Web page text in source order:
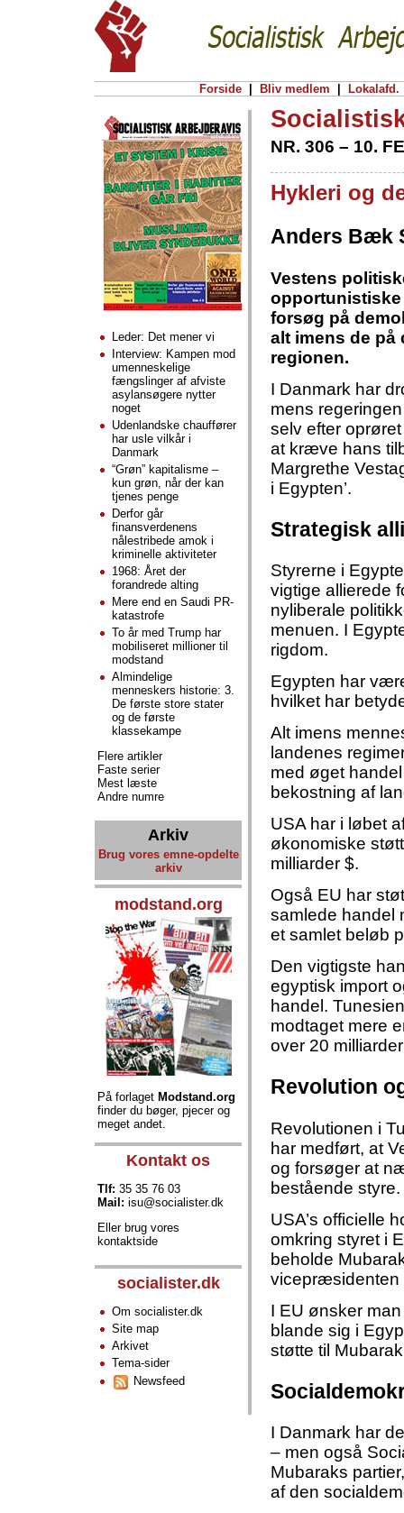
Forside Bliv medlem Lokalafd.
NR. 306 – 10.
Hykleri og
Anders Bæk
Vestens
opportunistiske
forsøg på
alt imens de på
regionen.
I Danmark har
mens
selv efter
at kræve hans
Margrethe
i Egypten’.
Strategisk
Styrerne i
vigtige allierede
nyliberale
menuen. I
rigdom.
Egypten har
hvilket har
Alt imens
landenes
med øget
bekostning af
USA har i løbet
økonomiske
milliarder $.
Også EU har
samlede handel
et samlet beløb
Den vigtigste
egyptisk import
handel.
modtaget mere
over 20
Revolution
Revolutionen i
har medført, at
og forsøger at
bestående styre.
USA’s officielle
omkring styret i
beholde
vicepræsidenten
I EU ønsker
blande sig i
støtte til
I Danmark har
– men også
Mubaraks
af den
Leder: Det mener vi
Interview: Kampen mod
umenneskelige
fængslinger af afviste
asylansøgere nytter
noget
Udenlandske chauffører
har usle vilkår i
Danmark
“Grøn” kapitalisme –
kun grøn, når der kan
tjenes penge
Derfor går
finansverdenens
nålestribede amok i
kriminelle aktiviteter
1968: Året der
forandrede alting
Mere end en Saudi PR-
katastrofe
To år med Trump har
mobiliseret millioner til
modstand
Almindelige
menneskers historie: 3.
De første store stater
og de første
klassekampe
Flere artikler
Faste serier
Mest læste
Andre numre
Arkiv
Brug vores emne-opdelte
arkiv
modstand.org
På forlaget Modstand.org
finder du bøger, pjecer og
meget andet.
Kontakt os
Tlf: 35 35 76 03
Mail: isu@socialister.dk
Eller brug vores
kontaktside
socialister.dk
Om socialister.dk
Site map
Arkivet
Tema-sider
Newsfeed